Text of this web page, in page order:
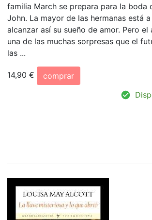
familia March se prepara para la boda
John. La mayor de las hermanas está
alcanzar así su sueño de amor. Pero el
una de las muchas sorpresas que el
las ...
14,90 €
comprar